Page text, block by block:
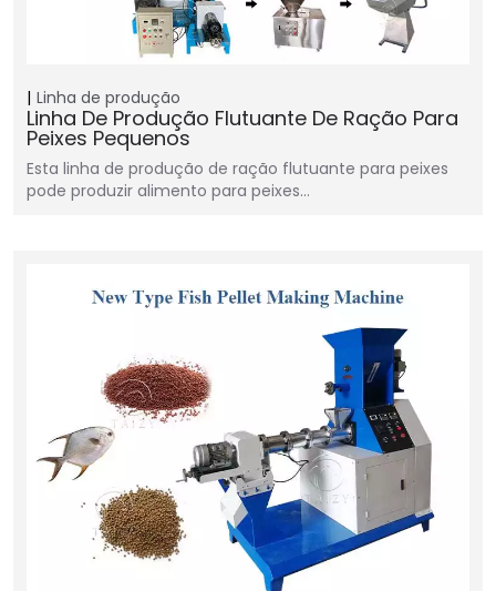
Linha de produção
Linha De Produção Flutuante De Ração Para
Peixes Pequenos
Esta linha de produção de ração flutuante para peixes
pode produzir alimento para peixes…